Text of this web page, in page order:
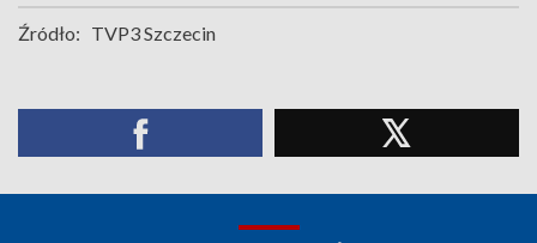
Źródło: TVP3 Szczecin